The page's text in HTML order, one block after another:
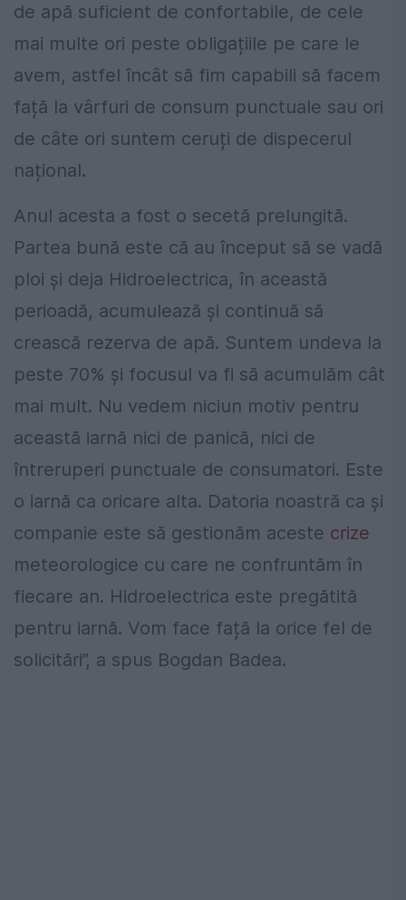
de apă suficient de confortabile, de cele
mai multe ori peste obligațiile pe care le
avem, astfel încât să fim capabili să facem
față la vârfuri de consum punctuale sau ori
de câte ori suntem ceruți de dispecerul
național.
Anul acesta a fost o secetă prelungită.
Partea bună este că au început să se vadă
ploi și deja Hidroelectrica, în această
perioadă, acumulează și continuă să
crească rezerva de apă. Suntem undeva la
peste 70% și focusul va fi să acumulăm cât
mai mult. Nu vedem niciun motiv pentru
această iarnă nici de panică, nici de
întreruperi punctuale de consumatori. Este
o iarnă ca oricare alta. Datoria noastră ca și
companie este să gestionăm aceste crize
meteorologice cu care ne confruntăm în
fiecare an. Hidroelectrica este pregătită
pentru iarnă. Vom face față la orice fel de
solicitări”, a spus Bogdan Badea.